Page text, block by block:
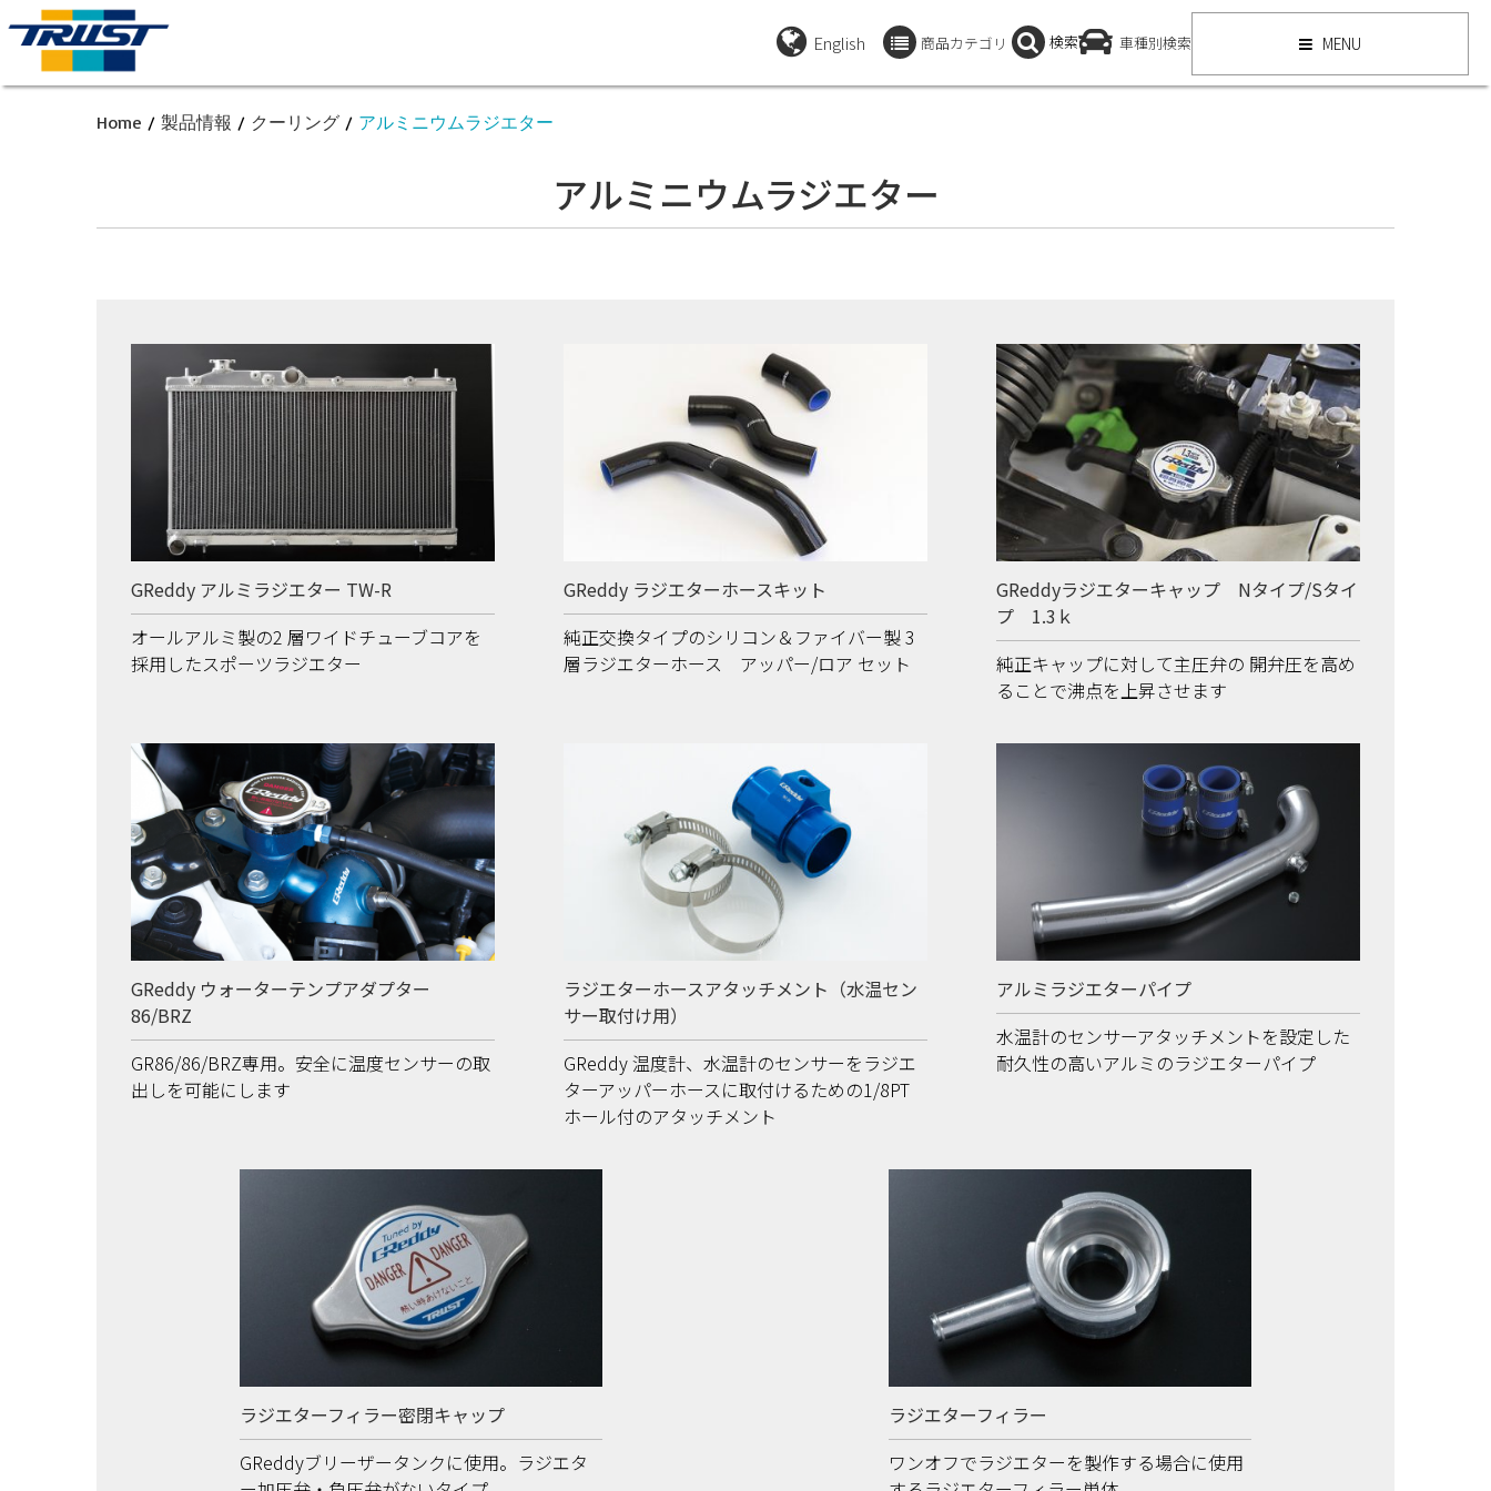
English 商品カテゴリ 検索 車種別検索 MENU
Home / 製品情報 / クーリング / アルミニウムラジエター
アルミニウムラジエター
GReddy アルミラジエター TW-R
オールアルミ製の2 層ワイドチューブコアを
採用したスポーツラジエター
GReddy ラジエターホースキット
純正交換タイプのシリコン＆ファイバー製 3
層ラジエターホース アッパー/ロア セット
GReddyラジエターキャップ Nタイプ/Sタイ
プ 1.3ｋ
純正キャップに対して主圧弁の 開弁圧を高め
ることで沸点を上昇させます
GReddy ウォーターテンプアダプター
86/BRZ
GR86/86/BRZ専用。安全に温度センサーの取
出しを可能にします
ラジエターホースアタッチメント（水温セン
サー取付け用）
GReddy 温度計、水温計のセンサーをラジエ
ターアッパーホースに取付けるための1/8PT
ホール付のアタッチメント
アルミラジエターパイプ
水温計のセンサーアタッチメントを設定した
耐久性の高いアルミのラジエターパイプ
ラジエターフィラー密閉キャップ
GReddyブリーザータンクに使用。ラジエタ
ラジエターフィラー
ワンオフでラジエターを製作する場合に使用